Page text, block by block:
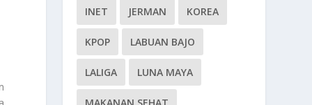
INET JERMAN KOREA
KPOP LABUAN BAJO
LALIGA LUNA MAYA